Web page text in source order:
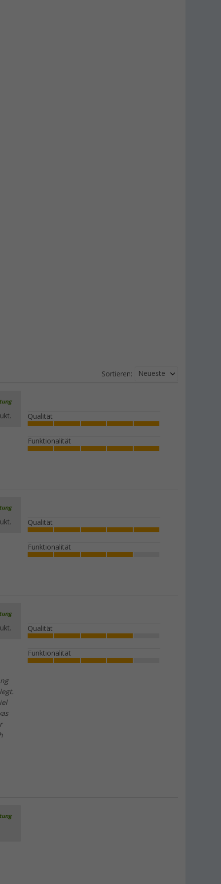
Sortieren: Neueste
Qualität
Funktionalität
Qualität
Funktionalität
Qualität
Funktionalität